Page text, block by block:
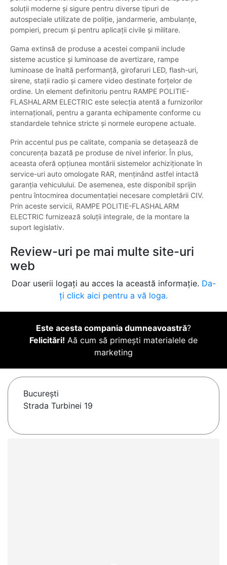
soluții moderne și sigure pentru diverse tipuri de
autospeciale utilizate de poliție, jandarmerie, ambulanțe,
pompieri, precum și pentru aplicații civile și militare.
Gama extinsă de produse a acestei companii include
sisteme acustice și luminoase de avertizare, rampe
luminoase de înaltă performanță, girofaruri LED, flash-uri,
sirene, stații radio și camere video destinate forțelor de
ordine. Un element definitoriu pentru RAMPE POLITIE-
FLASHALARM ELECTRIC este selecția atentă a furnizorilor
internaționali, pentru a garanta echipamente conforme cu
standardele tehnice stricte și normele europene actuale.
Prin accentul pus pe calitate, compania se detașează de
concurența bazată pe produse de nivel inferior. În plus,
aceasta oferă opțiunea montării sistemelor achiziționate în
service-uri auto omologate RAR, menținând astfel intactă
garanția vehiculului. De asemenea, este disponibil sprijin
pentru întocmirea documentației necesare completării CIV.
Prin aceste servicii, RAMPE POLITIE-FLASHALARM
ELECTRIC furnizează soluții integrale, de la montare la
suport legislativ.
Review-uri pe mai multe site-uri
web
Doar userii logați au acces la această informație. Da-
ți click aici pentru a vă loga.
Este acesta compania dumneavoastră?
Felicitări! Aă cum să primești materialele de
marketing
Bucureşti
Strada Turbinei 19